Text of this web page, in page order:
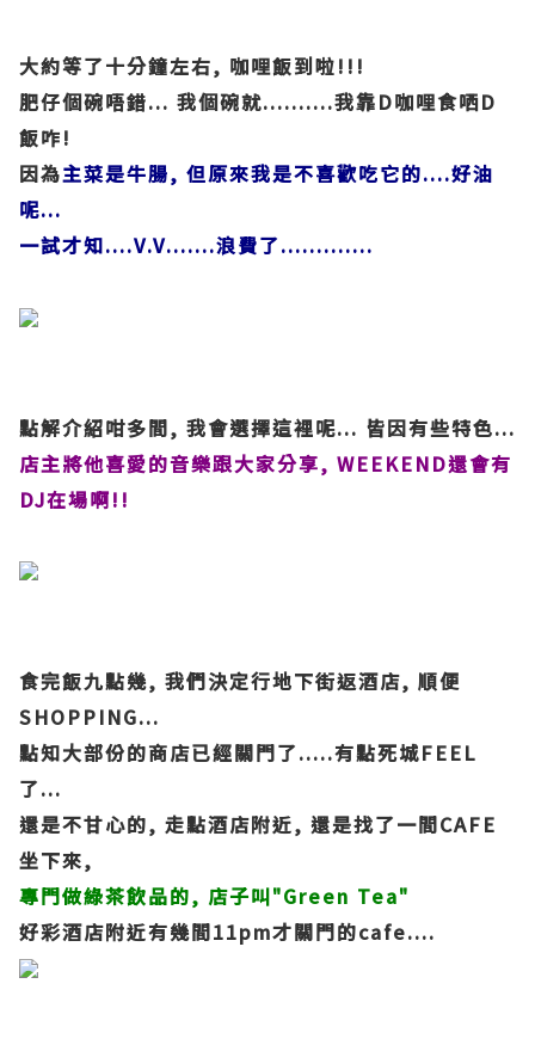
大約等了十分鐘左右, 咖哩飯到啦!!!
肥仔個碗唔錯... 我個碗就..........我靠D咖哩食哂D
飯咋!
因為主菜是牛腸, 但原來我是不喜歡吃它的....好油
呢...
一試才知....V.V.......浪費了.............
點解介紹咁多間, 我會選擇這裡呢... 皆因有些特色...
店主將他喜愛的音樂跟大家分享, WEEKEND還會有
DJ在場啊!!
食完飯九點幾, 我們決定行地下街返酒店, 順便
SHOPPING...
點知大部份的商店已經關門了.....有點死城FEEL
了...
還是不甘心的, 走點酒店附近, 還是找了一間CAFE
坐下來,
專門做綠茶飲品的, 店子叫"Green Tea"
好彩酒店附近有幾間11pm才關門的cafe....